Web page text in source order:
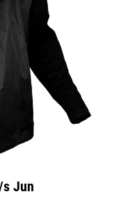
s Jun